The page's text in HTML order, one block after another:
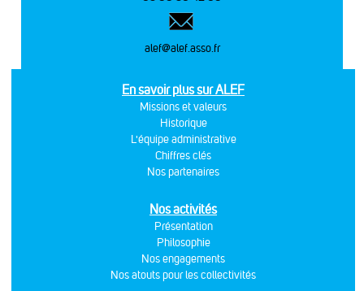
alef@alef.asso.fr
En savoir plus sur ALEF
Missions et valeurs
Historique
L'équipe administrative
Chiffres clés
Nos partenaires
Nos activités
Présentation
Philosophie
Nos engagements
Nos atouts pour les collectivités